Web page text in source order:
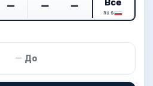
RUS
— Цена до